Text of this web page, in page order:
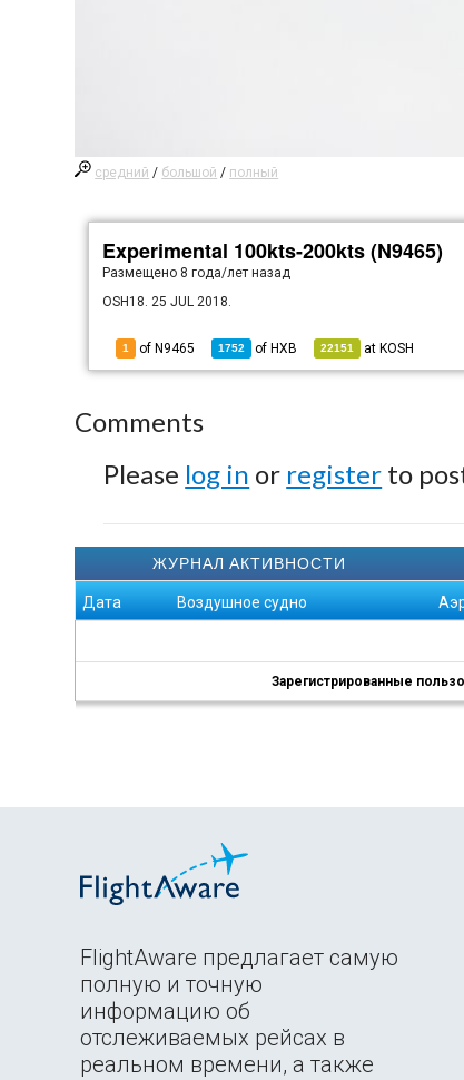
средний / большой / полный
Experimental 100kts-200kts (N9465)
Размещено 8 года/лет назад
OSH18. 25 JUL 2018.
1 of N9465 1752 of HXB 22151 at KOSH
Comments
Please log in or register to
ЖУРНАЛ АКТИВНОСТИ
Дата Воздушное судно
Зарегистрированные
FlightAware предлагает самую
полную и точную
информацию об
отслеживаемых рейсах в
реальном времени, а также